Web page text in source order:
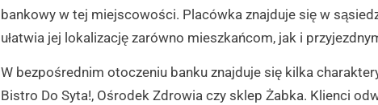
bankowy w tej miejscowości. Placówka znajduje się w
ułatwia jej lokalizację zarówno mieszkańcom, jak i
W bezpośrednim otoczeniu banku znajduje się kilka
Bistro Do Syta!, Ośrodek Zdrowia czy sklep Żabka. Klienci